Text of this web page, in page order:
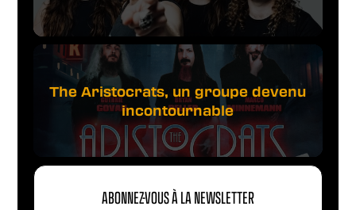
The Aristocrats, un groupe devenu
incontournable
ABONNEZ-VOUS À LA NEWSLETTER